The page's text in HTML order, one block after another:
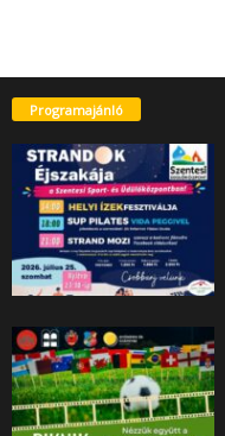
Programajánló